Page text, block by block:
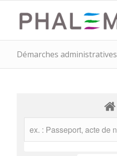
Démarches administratives